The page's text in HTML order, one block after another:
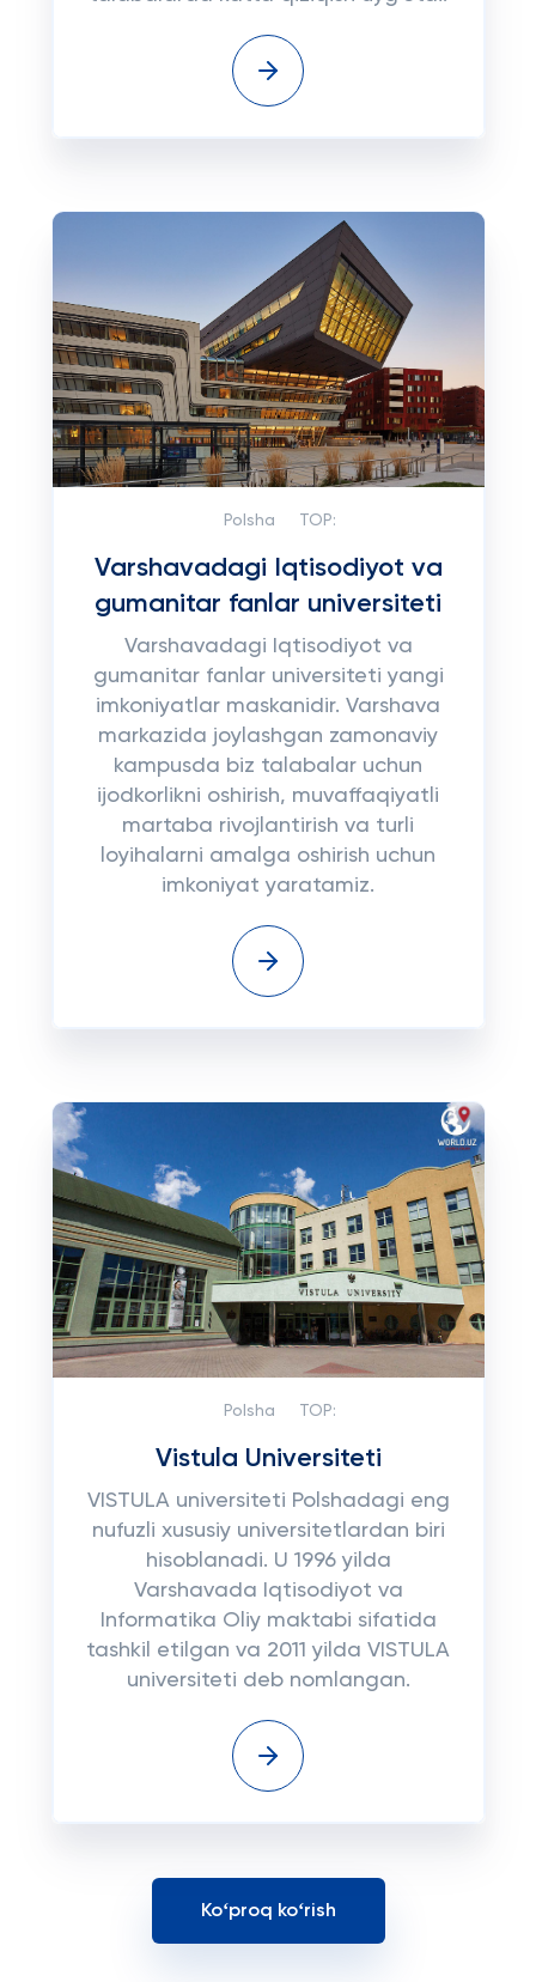
Polsha TOP:
Varshavadagi Iqtisodiyot va
gumanitar fanlar universiteti
Varshavadagi Iqtisodiyot va
gumanitar fanlar universiteti yangi
imkoniyatlar maskanidir. Varshava
markazida joylashgan zamonaviy
kampusda biz talabalar uchun
ijodkorlikni oshirish, muvaffaqiyatli
martaba rivojlantirish va turli
loyihalarni amalga oshirish uchun
imkoniyat yaratamiz.
Polsha TOP:
Vistula Universiteti
VISTULA universiteti Polshadagi eng
nufuzli xususiy universitetlardan biri
hisoblanadi. U 1996 yilda
Varshavada Iqtisodiyot va
Informatika Oliy maktabi sifatida
tashkil etilgan va 2011 yilda VISTULA
universiteti deb nomlangan.
Koʻproq koʻrish